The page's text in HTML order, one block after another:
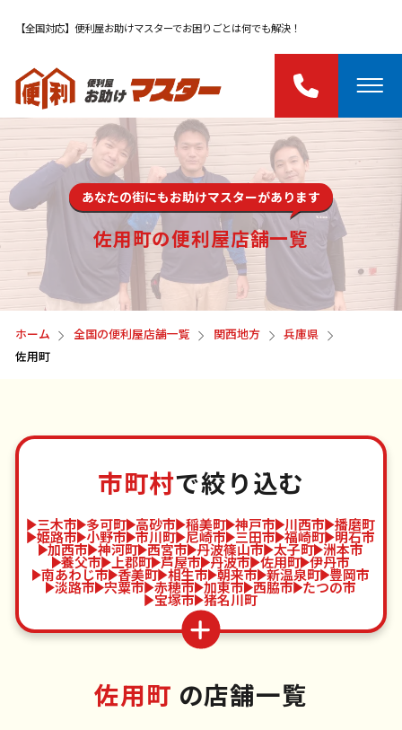
【全国対応】便利屋お助けマスターでお困りごとは何でも解決！
あなたの街にもお助けマスターがあります
佐用町の便利屋店舗一覧
ホーム 全国の便利屋店舗一覧 関西地方
兵庫県
佐用町
市町村で絞り込む
三木市 多可町 高砂市 稲美町 神戸市 川西市 播磨町
姫路市 小野市 市川町 尼崎市 三田市 福崎町 明石市
加西市 神河町 西宮市 丹波篠山市 太子町 洲本市
養父市 上郡町 芦屋市 丹波市 佐用町 伊丹市
南あわじ市 香美町 相生市 朝来市 新温泉町 豊岡市
淡路市 宍粟市 赤穂市 加東市 西脇市 たつの市
宝塚市 猪名川町
佐用町 の店舗一覧